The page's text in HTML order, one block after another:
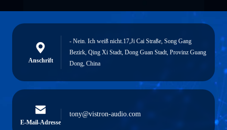
Anschrift
- Nein. Ich weiß nicht.17,Ji Cai Straße, Song Gang
Bezirk, Qing Xi Stadt, Dong Guan Stadt, Provinz Guang
Dong, China
E-Mail-Adresse
tony@vistron-audio.com